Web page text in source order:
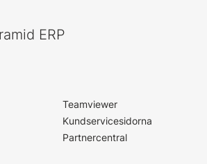
ERP
Teamviewer
Kundservicesidorna
Partnercentral